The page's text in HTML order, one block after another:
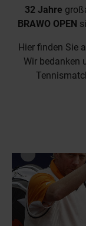
32 Jahre
BRAWO OPEN
Hier finden Sie
Wir bedanken